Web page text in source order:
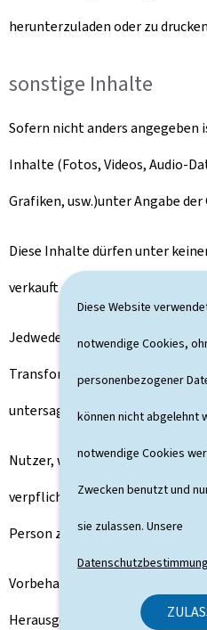
Diese Website
notwendige Cookies,
personenbezogener
können nicht abgelehnt
notwendige Cookies
Zwecken benutzt und
sie zulassen. Unsere
herunterzuladen oder zu
sonstige Inhalte
Sofern nicht anders
Inhalte (Fotos, Videos, Audio-
Grafiken, usw.)unter Angabe
Diese Inhalte dürfen unter
verkauft oder verliehen werden.
Jedwede vollständige oder
Transformation oder
untersagt.
Nutzer, welche die Inhalte
verpflichten sich, dies in
Person zu tun.
Vorbehaltlich der ausdrücklichen
Herausgebers ist die